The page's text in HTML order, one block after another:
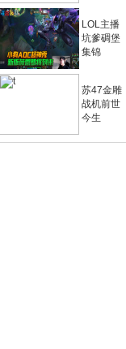
LOL主播
坑爹碉堡
集锦
苏47金雕
战机前世
今生